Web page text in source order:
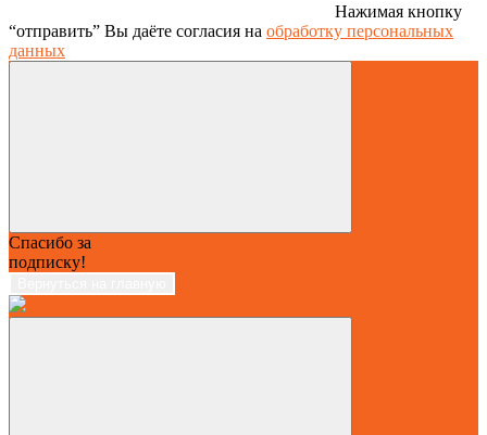
Нажимая кнопку
“отправить” Вы даёте согласия на обработку персональных
данных
Спасибо за
подписку!